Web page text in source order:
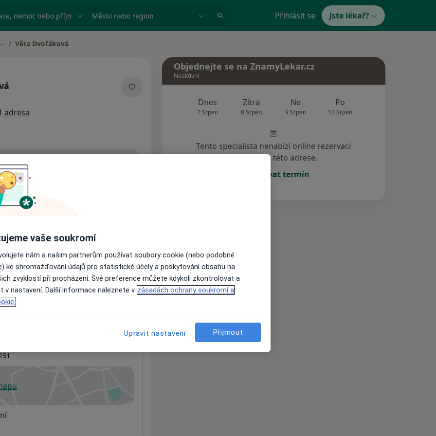
nemoc nebo příjmení Město nebo region Přihlásit se Jste lékař?
Změna města
Věra Dvořáková
adresa
nejsou k dispozici
informace o svých službách.
v nové záložce
Objednejte se na ZnamyLekar.cz
Neaktivní
Dnes
7 Srpen
Zítra
8 Srpen
Ne
9 Srpen
Po
10 Srpen
Tento specialista nenabízí online rezervaci
termínu na této adrese.
Rezervovat termín
vaše soukromí
nám a našim partnerům používat soubory cookie (nebo podobné
ke shromažďování údajů pro statistické účely a poskytování obsahu na
zvyklostí při procházení. Své preference můžete kdykoli zkontrolovat a
v nastavení. Další informace naleznete v zásadách ochrany soukromí a
Upravit nastavení Přijmout